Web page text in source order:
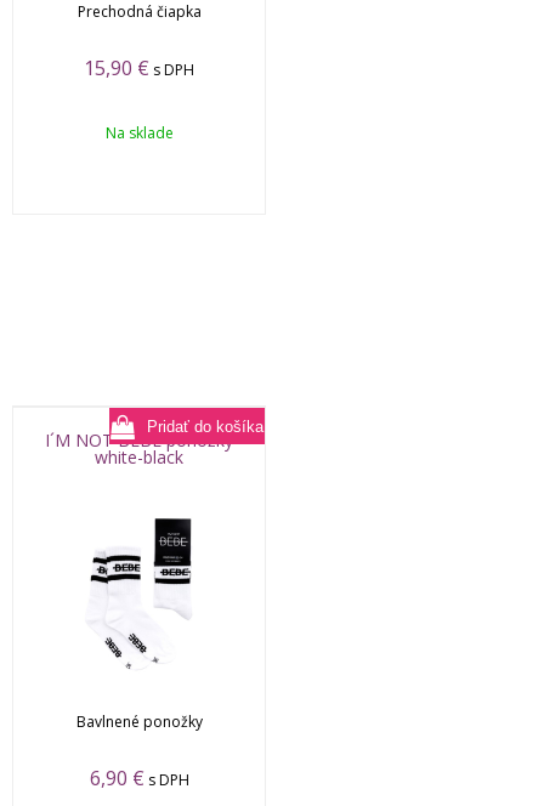
Prechodná čiapka
15,90 € s DPH
Na sklade
I´M NOT BEBE ponožky
white-black
Bavlnené ponožky
6,90 € s DPH